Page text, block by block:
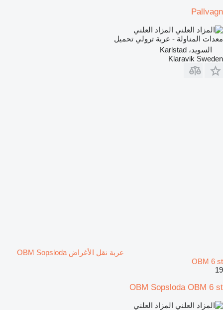
Pallvagn
المزاد العلني
معدات المناولة - عربة ترولي تحميل
السويد، Karlstad
Klaravik Sweden
عربة نقل الأغراض OBM Sopsloda
OBM 6 st
19
OBM Sopsloda OBM 6 st
المزاد العلني